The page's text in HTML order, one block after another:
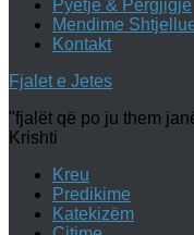
Pyetje & Përgjigje
Mendime
Kontakt
Fjalet e Jetes
"fjalët që po ju them
Krishti
Kreu
Predikime
Katekizëm